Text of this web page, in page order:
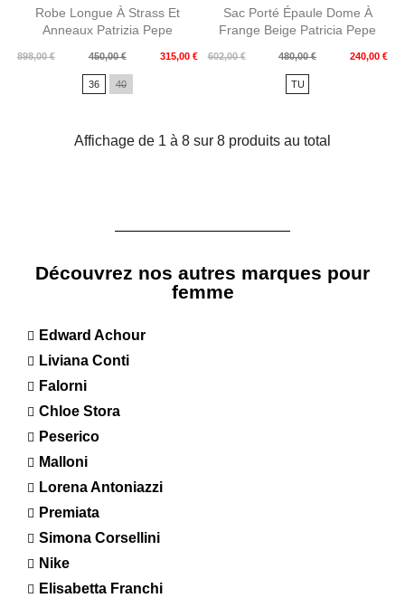
Robe Longue À Strass Et
Anneaux Patrizia Pepe
898,00 €
Prix
450,00 € 315,00 €
Prix
36 40
Sac Porté Épaule Dome À
Frange Beige Patricia Pepe
602,00 €
Prix
480,00 € 240,00 €
Prix
TU
Affichage de 1 à 8 sur 8 produits au total
Découvrez nos autres marques pour
femme
Edward Achour
Liviana Conti
Falorni
Chloe Stora
Peserico
Malloni
Lorena Antoniazzi
Premiata
Simona Corsellini
Nike
Elisabetta Franchi